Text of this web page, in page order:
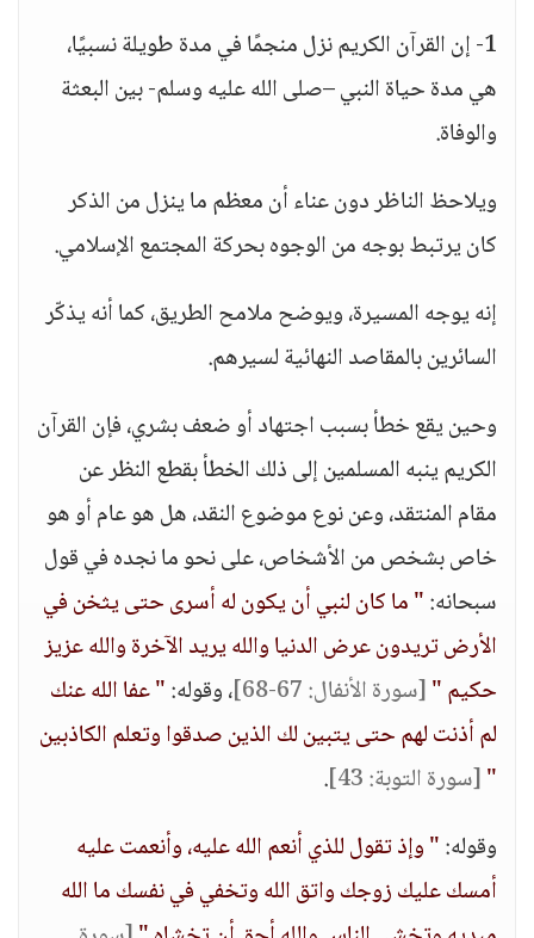
1- إن القرآن الكريم نزل منجمًا في مدة طويلة نسبيًا،
هي مدة حياة النبي –صلى الله عليه وسلم- بين البعثة
والوفاة.
ويلاحظ الناظر دون عناء أن معظم ما ينزل من الذكر
كان يرتبط بوجه من الوجوه بحركة المجتمع الإسلامي.
إنه يوجه المسيرة، ويوضح ملامح الطريق، كما أنه يذكّر
السائرين بالمقاصد النهائية لسيرهم.
وحين يقع خطأ بسبب اجتهاد أو ضعف بشري، فإن القرآن
الكريم ينبه المسلمين إلى ذلك الخطأ بقطع النظر عن
مقام المنتقد، وعن نوع موضوع النقد، هل هو عام أو هو
خاص بشخص من الأشخاص، على نحو ما نجده في قول
سبحانه:" ما كان لنبي أن يكون له أسرى حتى يثخن في
الأرض تريدون عرض الدنيا والله يريد الآخرة والله عزيز
حكيم "[سورة الأنفال: 67-68] ، وقوله:" عفا الله عنك
لم أذنت لهم حتى يتبين لك الذين صدقوا وتعلم الكاذبين
"[سورة التوبة: 43]
.
وقوله:" وإذ تقول للذي أنعم الله عليه، وأنعمت عليه
أمسك عليك زوجك واتق الله وتخفي في نفسك ما الله